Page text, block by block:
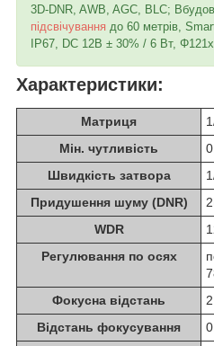
3D-DNR, AWB, AGC, BLC;
підсвічування до 60 метрів,
IP67, DC 12В ± 30% / 6 Вт,
Характеристики:
Матриця
Мін. чутливість
Швидкість затвора
Придушення шуму (DNR)
WDR
Регулювання по осях
Фокусна відстань
Відстань фокусування